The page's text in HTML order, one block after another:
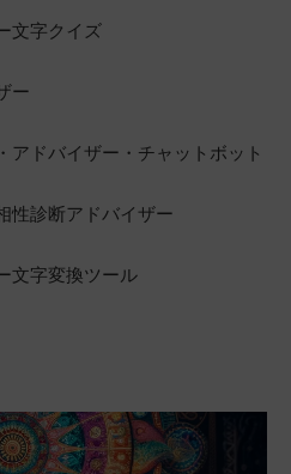
文字クイズ
ー
アドバイザー・チャットボット
性診断アドバイザー
文字変換ツール